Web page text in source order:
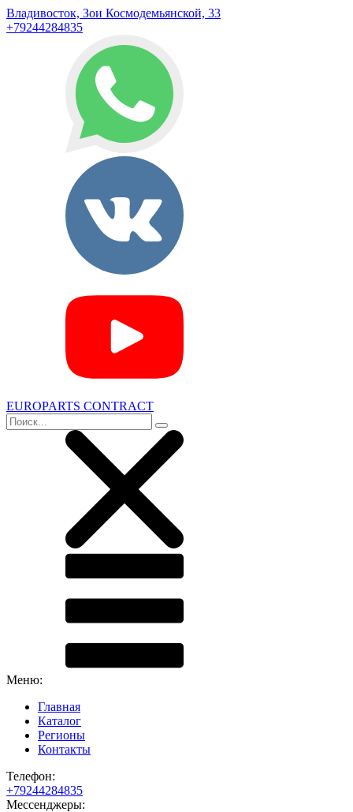
Владивосток, Зои Космодемьянской, 33
+79244284835
EUROPARTS CONTRACT
Меню:
Главная
Каталог
Регионы
Контакты
Телефон:
+79244284835
Мессенджеры: